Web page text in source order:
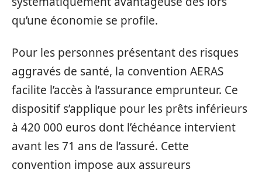
qu’une économie se profile.
Pour les personnes présentant des risques
aggravés de santé, la convention AERAS
facilite l’accès à l’assurance emprunteur. Ce
dispositif s’applique pour les prêts inférieurs
à 420 000 euros dont l’échéance intervient
avant les 71 ans de l’assuré. Cette
convention impose aux assureurs